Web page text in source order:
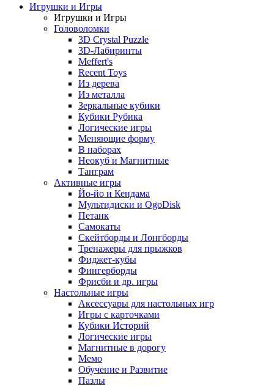
Игрушки и Игры
Игрушки и Игры
Головоломки
3D Crystal Puzzle
3D-Лабиринты
Meffert's
Recent Toys
Из дерева
Из металла
Зеркальные кубики
Кубики Рубика
Логические игры
Меняющие форму
В наборах
Неокуб и Магнитные
Танграм
Активные игры
Йо-йо и Кендама
Мультидиски и OgoDisk
Петанк
Самокаты
Скейтборды и Лонгборды
Тренажеры для прыжков
Фиджет-кубы
Фингерборды
Фрисби и др. игры
Настольные игры
Аксессуары для настольных игр
Игры с карточками
Кубики Историй
Логические игры
Магнитные в дорогу
Мемо
Обучение и Развитие
Пазлы